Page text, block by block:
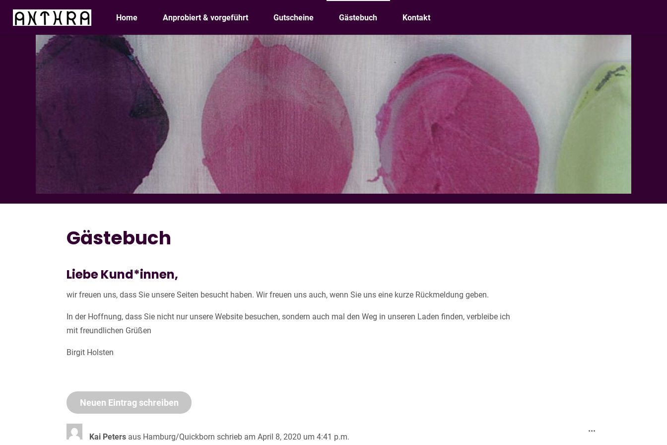
Home Anprobiert & vorgeführt Gutscheine Gästebuch Kontakt
Gästebuch
Liebe Kund*innen,
wir freuen uns, dass Sie unsere Seiten besucht haben. Wir freuen uns auch, wenn Sie uns eine kurze Rückmeldung geben.
In der Hoffnung, dass Sie nicht nur unsere Website besuchen, sondern auch mal den Weg in unseren Laden finden, verbleibe ich
mit freundlichen Grüßen
Birgit Holsten
Kai Peters aus Hamburg/Quickborn schrieb am April 8, 2020 um 4:41 p.m.
...Diese